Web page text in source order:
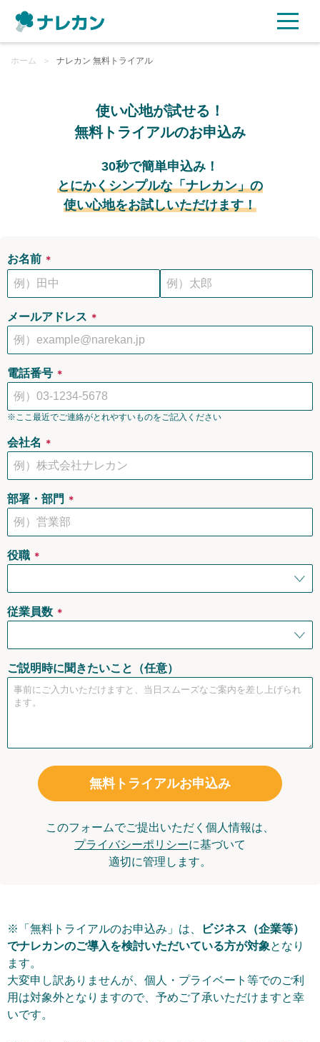
ご利用プラン
ご利用企業様の声
セキュリティ
よくある質問
資料ダウンロード
無料トライアル
ログイン
ホーム ＞ ナレカン 無料トライアル
使い心地が試せる！
無料トライアルのお申込み
30秒で簡単申込み！
とにかくシンプルな「ナレカン」の
使い心地をお試しいただけます！
お名前 ＊
メールアドレス ＊
電話番号 ＊
※ここ最近でご連絡がとれやすいものをご記入ください
会社名 ＊
部署・部門 ＊
役職 ＊
従業員数 ＊
ご説明時に聞きたいこと（任意）
無料トライアルお申込み
このフォームでご提出いただく個人情報は、
プライバシーポリシーに基づいて
適切に管理します。
※「無料トライアルのお申込み」は、
ビジネス（企業等）
でナレカンのご導入を検討いただいている方が対象となり
ます。
大変申し訳ありませんが、個人・プライベート等でのご利
用は対象外となりますので、予めご了承いただけますと幸
いです。